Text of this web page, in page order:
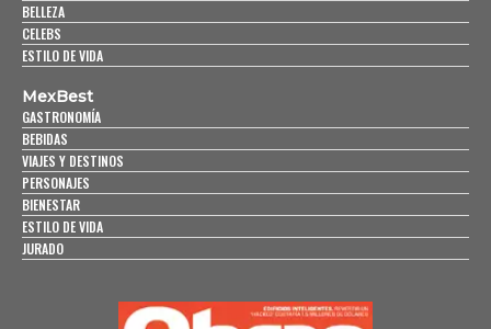
BELLEZA
CELEBS
ESTILO DE VIDA
MexBest
GASTRONOMÍA
BEBIDAS
VIAJES Y DESTINOS
PERSONAJES
BIENESTAR
ESTILO DE VIDA
JURADO